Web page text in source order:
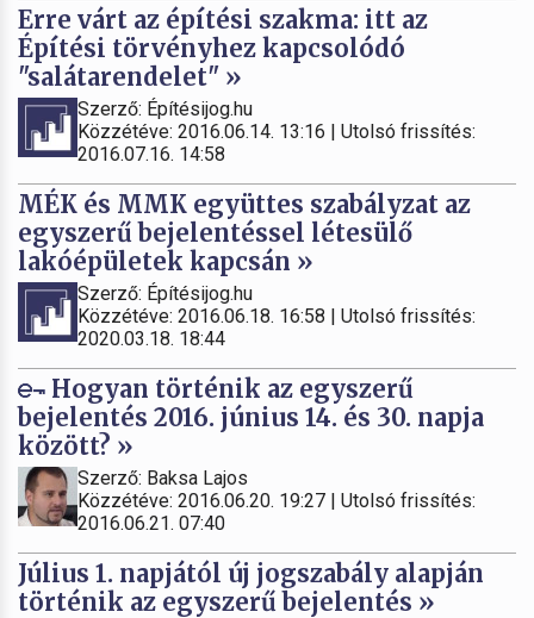
Erre várt az építési szakma: itt az
Építési törvényhez kapcsolódó
"salátarendelet" »
Szerző: Építésijog.hu
Közzétéve: 2016.06.14. 13:16 | Utolsó frissítés:
2016.07.16. 14:58
MÉK és MMK együttes szabályzat az
egyszerű bejelentéssel létesülő
lakóépületek kapcsán »
Szerző: Építésijog.hu
Közzétéve: 2016.06.18. 16:58 | Utolsó frissítés:
2020.03.18. 18:44
Hogyan történik az egyszerű
bejelentés 2016. június 14. és 30. napja
között? »
Szerző: Baksa Lajos
Közzétéve: 2016.06.20. 19:27 | Utolsó frissítés:
2016.06.21. 07:40
Július 1. napjától új jogszabály alapján
történik az egyszerű bejelentés »